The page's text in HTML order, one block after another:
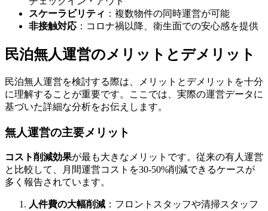
スケーラビリティ ：複数物件の同時運営が可能
非接触対応 ：コロナ禍以降、衛生面での安心感を提供
民泊無人運営のメリットとデメリット
民泊無人運営を検討する際は、メリットとデメリットを十分
に理解することが重要です。ここでは、実際の運営データに
基づいた詳細な分析をお伝えします。
無人運営の主要メリット
コスト削減効果が最も大きなメリットです。従来の有人運営
と比較して、月間運営コストを30-50%削減できるケースが
多く報告されています。
人件費の大幅削減 ：フロントスタッフや清掃スタッフ